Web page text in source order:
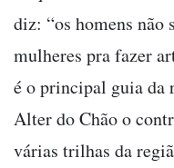
diz: “os homens não
mulheres pra fazer
é o principal guia da
Alter do Chão o
várias trilhas da